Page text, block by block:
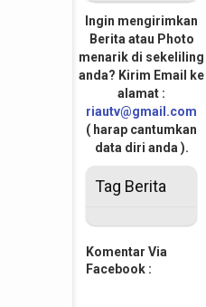
400
SAKSI
Ingin mengirimkan
Berita atau Photo
menarik di sekeliling
anda? Kirim Email ke
alamat :
riautv@gmail.com
( harap cantumkan
data diri anda ).
Tag Berita
Komentar Via
Facebook :